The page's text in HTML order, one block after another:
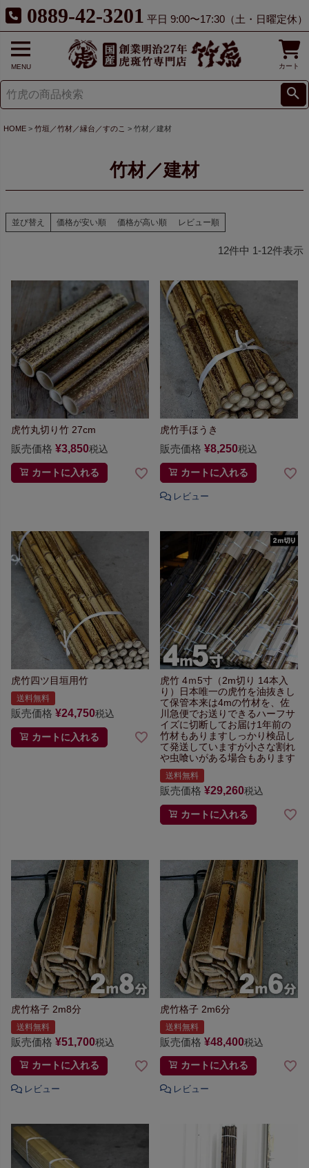
0889-42-3201 平日 9:00〜17:30（土・日曜定休）
MENU カート
HOME 竹垣／竹材／縁台／すのこ 竹材／建材
竹材／建材
並び替え 価格が安い順 価格が高い順 レビュー順
12件中 1-12件表示
虎竹丸切り竹 27cm
販売価格 ¥3,850税込
カートに入れる
虎竹手ほうき
販売価格 ¥8,250税込
カートに入れる
虎竹四ツ目垣用竹
送料無料
販売価格 ¥24,750税込
カートに入れる
虎竹 4ｍ5寸（2m切り 14本入
り）
日本唯一の虎竹を油抜きし
て保管本来は4mの竹材を、佐
川急便でお送りできるハーフサ
イズに切断してお届け1年前の
竹材もあります しっかり検品し
て発送していますが小さな割れ
や虫喰いがある場合もあります
送料無料
販売価格 ¥29,260税込
カートに入れる
虎竹格子 2m8分
送料無料
販売価格 ¥51,700税込
カートに入れる
虎竹格子 2m6分
送料無料
販売価格 ¥48,400税込
カートに入れる